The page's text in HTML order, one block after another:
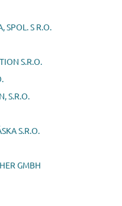
SPOL. S R.O.
S.R.O.
S.R.O.
S.R.O.
GMBH